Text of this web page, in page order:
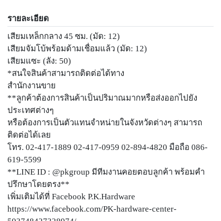
รายละเอียด
เสียมเหล็กกลาง 45 ซม. (มัด: 12)
เสียมจัมโบ้พร้อมด้ามเชื่อมแล้ว (มัด: 12)
เสียมแซะ (ลัง: 50)
*สนใจสินค้าสามารถติดต่อได้ทาง
สำนักงานขาย
**ลูกค้าต้องการสินค้าเป็นปริมาณมากหรือส่งออกไปยัง
ประเทศต่างๆ
หรือต้องการเป็นตัวแทนจำหน่ายในจังหวัดต่างๆ สามารถ
ติดต่อได้เลย
โทร. 02-417-1889 02-417-0959 02-894-4820 มือถือ 086-
619-5599
**LINE ID : @pkgroup มีทีมงานคอยตอบลูกค้า พร้อมคำ
ปรึกษาโดยตรง**
เพิ่มเติมได้ที่ Facebook P.K.Hardware
https://www.facebook.com/PK-hardware-center-